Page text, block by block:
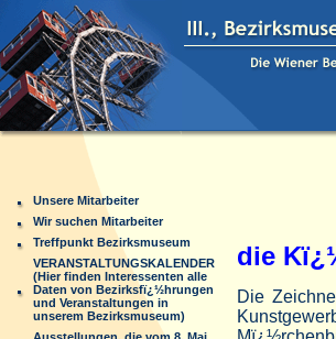
Unsere Mitarbeiter
Wir suchen Mitarbeiter
Treffpunkt Bezirksmuseum
VERANSTALTUNGSKALENDER
(Hier finden Interessenten alle
Daten von Bezirksfï¿½hrungen
und Veranstaltungen in
unserem Bezirksmuseum)
die
Die